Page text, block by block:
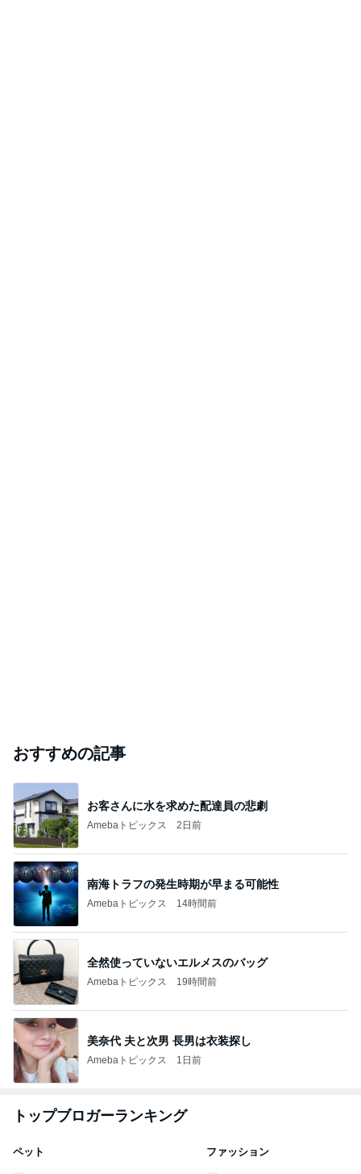
おすすめの記事
お客さんに水を求めた配達員の悲劇
Amebaトピックス 2日前
南海トラフの発生時期が早まる可能性
Amebaトピックス 14時間前
全然使っていないエルメスのバッグ
Amebaトピックス 19時間前
美奈代 夫と次男 長男は衣装探し
Amebaトピックス 1日前
トップブロガーランキング
ペット ファッション